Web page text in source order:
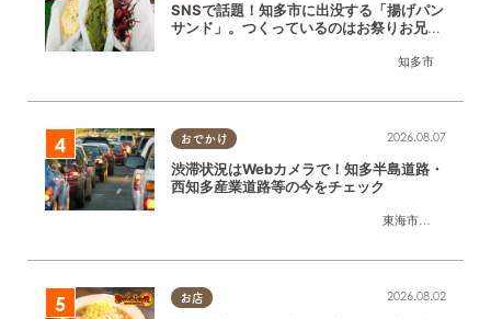
知多市
SNSで話題！知多市に出没する「揚げパン
サンド」。つくっているのはお祭りお兄さ
おでかけ
東海市
,大府市
2026.08.07
渋滞状況はWebカメラで！知多半島道路・
西知多産業道路等の今をチェック
お店 2026.08.02